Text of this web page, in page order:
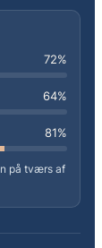
72%
64%
81%
på tværs af